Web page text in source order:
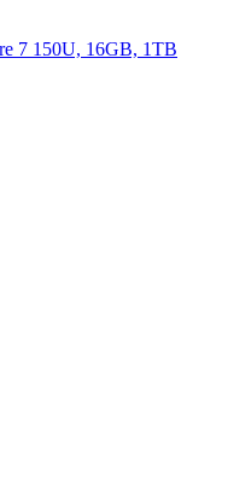
7 150U, 16GB, 1TB